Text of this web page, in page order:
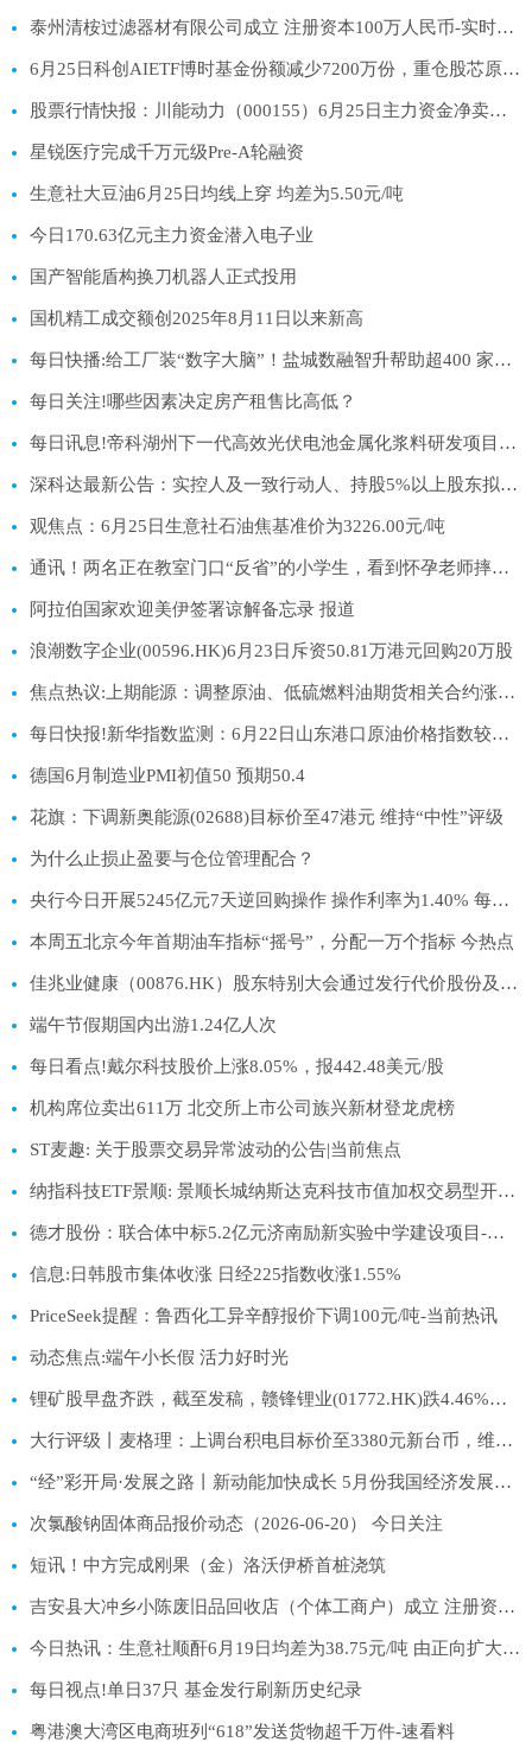
泰州清桉过滤器材有限公司成立 注册资本100万人民币-实时焦点
6月25日科创AIETF博时基金份额减少7200万份，重仓股芯原股份、寒武纪、澜起科技
股票行情快报：川能动力（000155）6月25日主力资金净卖出3589.14万元|今日热搜
星锐医疗完成千万元级Pre-A轮融资
生意社大豆油6月25日均线上穿 均差为5.50元/吨
今日170.63亿元主力资金潜入电子业
国产智能盾构换刀机器人正式投用
国机精工成交额创2025年8月11日以来新高
每日快播:给工厂装“数字大脑”！盐城数融智升帮助超400 家中小企业升级“智能制造”
每日关注!哪些因素决定房产租售比高低？
每日讯息!帝科湖州下一代高效光伏电池金属化浆料研发项目备案
深科达最新公告：实控人及一致行动人、持股5%以上股东拟合计减持不超3%股份
观焦点：6月25日生意社石油焦基准价为3226.00元/吨
通讯！两名正在教室门口“反省”的小学生，看到怀孕老师摔倒，飞奔搀扶，事后老师买汉堡炸鸡感谢，学生：当时有点害怕，但更担心老师
阿拉伯国家欢迎美伊签署谅解备忘录 报道
浪潮数字企业(00596.HK)6月23日斥资50.81万港元回购20万股
焦点热议:上期能源：调整原油、低硫燃料油期货相关合约涨跌停板幅度和交易保证金比例
每日快报!新华指数监测：6月22日山东港口原油价格指数较前一工作日下跌2.70%
德国6月制造业PMI初值50 预期50.4
花旗：下调新奥能源(02688)目标价至47港元 维持“中性”评级
为什么止损止盈要与仓位管理配合？
央行今日开展5245亿元7天逆回购操作 操作利率为1.40% 每日热讯
本周五北京今年首期油车指标“摇号”，分配一万个指标 今热点
佳兆业健康（00876.HK）股东特别大会通过发行代价股份及股份合并决议，赞成率达99.85% 资讯
端午节假期国内出游1.24亿人次
每日看点!戴尔科技股价上涨8.05%，报442.48美元/股
机构席位卖出611万 北交所上市公司族兴新材登龙虎榜
ST麦趣: 关于股票交易异常波动的公告|当前焦点
纳指科技ETF景顺: 景顺长城纳斯达克科技市值加权交易型开放式指数证券投资基金（QDII）二级市场交易价格溢价风险提示及停复牌公告|热消息
德才股份：联合体中标5.2亿元济南励新实验中学建设项目-每日速看
信息:日韩股市集体收涨 日经225指数收涨1.55%
PriceSeek提醒：鲁西化工异辛醇报价下调100元/吨-当前热讯
动态焦点:端午小长假 活力好时光
锂矿股早盘齐跌，截至发稿，赣锋锂业(01772.HK)跌4.46%，报53.5港元
大行评级丨麦格理：上调台积电目标价至3380元新台币，维持“跑赢大市”评级
“经”彩开局·发展之路丨新动能加快成长 5月份我国经济发展向新向优 _光明网
次氯酸钠固体商品报价动态（2026-06-20） 今日关注
短讯！中方完成刚果（金）洛沃伊桥首桩浇筑
吉安县大冲乡小陈废旧品回收店（个体工商户）成立 注册资本1万人民币
今日热讯：生意社顺酐6月19日均差为38.75元/吨 由正向扩大转为缩小
每日视点!单日37只 基金发行刷新历史纪录
粤港澳大湾区电商班列“618”发送货物超千万件-速看料